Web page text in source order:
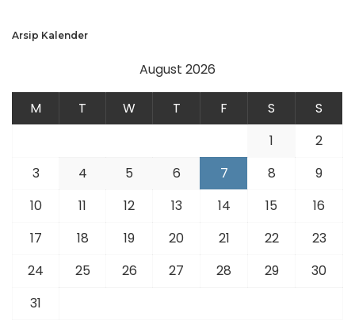
Arsip Kalender
August 2026
M T W T F S
S
1
2
3
4 5 6 7 8
9
10
11 12 13 14 15
16
17
18 19 20 21 22
23
24
25 26 27 28 29
30
31